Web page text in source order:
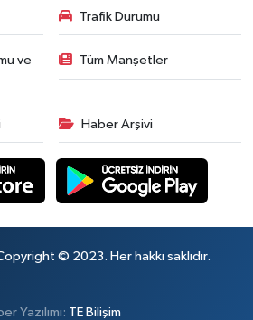
Trafik Durumu
ve
Tüm Manşetler
Haber Arşivi
© 2023. Her hakkı saklıdır.
Yazılımı: TE Bilişim